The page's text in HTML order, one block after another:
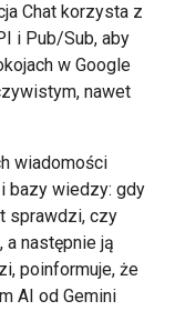
Chat korzysta z
i Pub/Sub, aby
w Google
nawet
wiadomości
i bazy wiedzy: gdy
sprawdzi, czy
następnie ją
poinformuje, że
AI od Gemini